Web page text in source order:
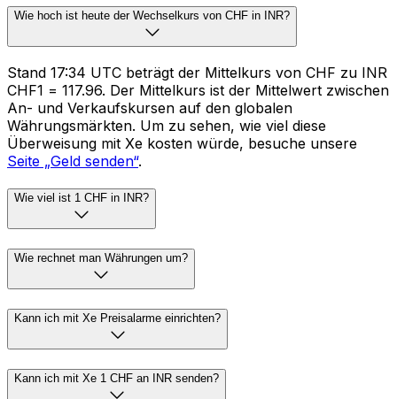
Wie hoch ist heute der Wechselkurs von CHF in INR?
Stand 17:34 UTC beträgt der Mittelkurs von CHF zu INR
CHF1 = ₹117.96. Der Mittelkurs ist der Mittelwert zwischen
An- und Verkaufskursen auf den globalen
Währungsmärkten. Um zu sehen, wie viel diese
Überweisung mit Xe kosten würde, besuche unsere
Seite „Geld senden“.
Wie viel ist 1 CHF in INR?
Wie rechnet man Währungen um?
Kann ich mit Xe Preisalarme einrichten?
Kann ich mit Xe 1 CHF an INR senden?